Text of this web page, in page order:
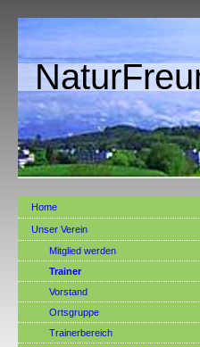
Home
Unser Verein
Mitglied werden
Trainer
Vorstand
Ortsgruppe
Trainerbereich